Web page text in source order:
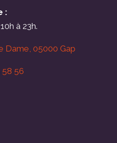
:
à 23h.
Dame, 05000 Gap
58 56